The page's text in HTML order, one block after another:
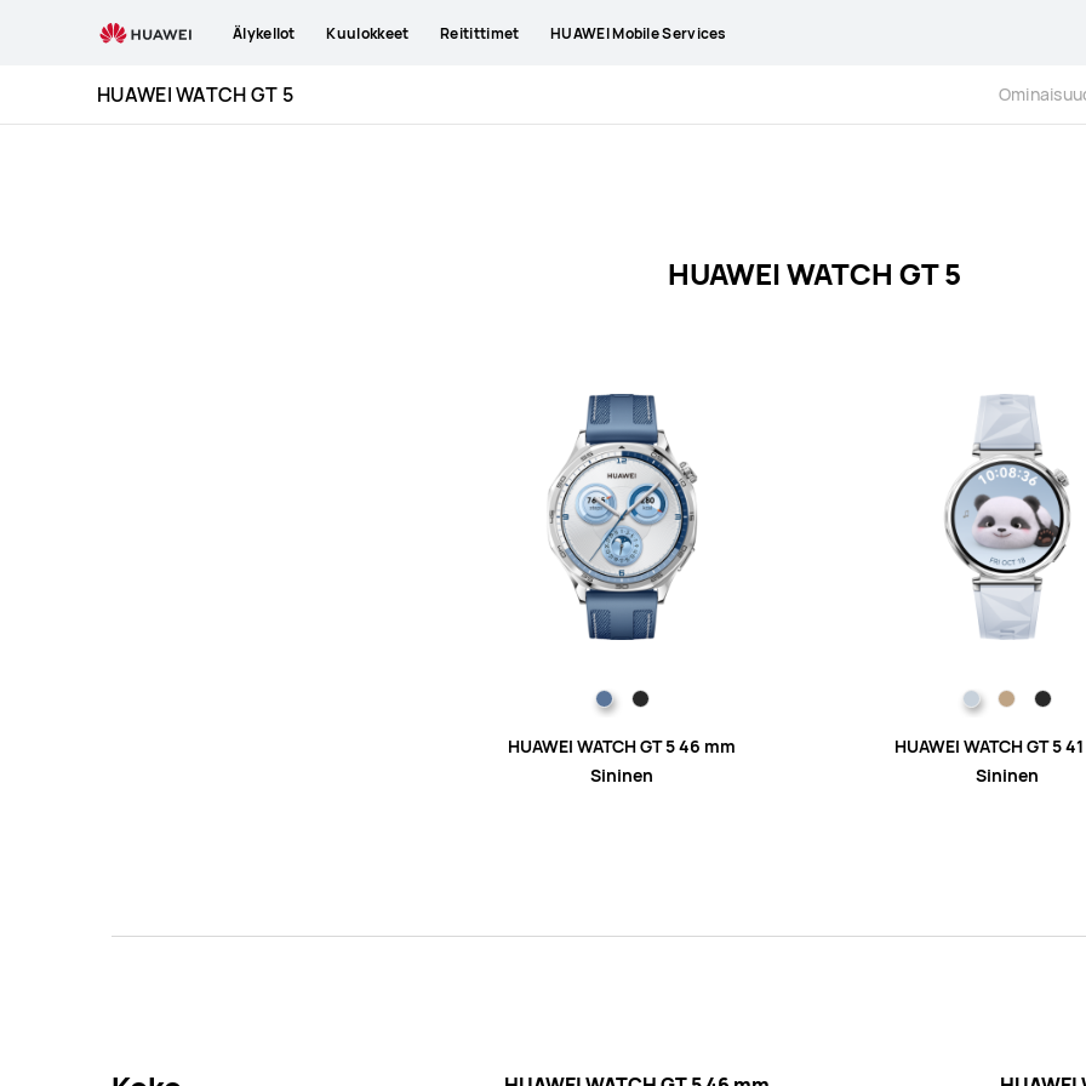
Specification
Älykellot Kuulokkeet Reitittimet HUAWEI Mobile Services
HUAWEI WATCH GT 5
HUAWEI WATCH GT 5
HUAWEI WATCH GT 5 46 mm
Sininen
HUAWEI WATCH GT 5
Sininen